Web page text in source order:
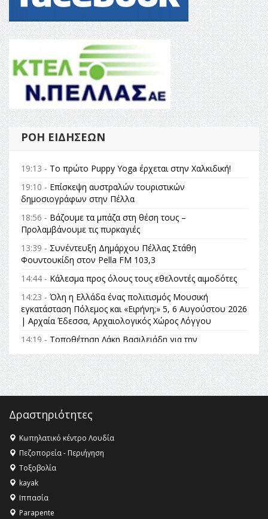
ΡΟΉ ΕΙΔΉΣΕΩΝ
19:13 - Το πρώτο Puppy Yoga έρχεται στην Χαλκιδική!
19:10 - Επίσκεψη αυστραλών τουριστικών
δημοσιογράφων στην Πέλλα
18:56 - Βάζουμε τα μπάζα στη θέση τους –
Προλαμβάνουμε τις πυρκαγιές
13:39 - Συνέντευξη Δημάρχου Πέλλας Στάθη
Φουντουκίδη στον Pella FM 103,3
14:44 - Κάλεσμα προς όλους τους εθελοντές αιμοδότες
14:23 - Όλη η Ελλάδα ένας πολιτισμός Μουσική
εγκατάσταση Πόλεμος και «Ειρήνη;» 5, 6 Αυγούστου 2026
| Αρχαία Έδεσσα, Αρχαιολογικός Χώρος Λόγγου
14:19 - Τοποθέτηση Λάκη Βασιλειάδη για την
Αναθεώρηση του Συντάγματος: «Σε τέτοιες κορυφαίες
θεσμικές διαδικασίες υπάρχει μόνο η ευθύνη απέναντι
στις επόμενες γενιές»
16:35 -Το πρόγραμμα του ΠΑΟΚ στον δεύτερο γύρο του
16:27 - Όλυμπος: Εντάχθηκε στον Κατάλογο Παγκόσμιας
Κληρονομιάς της UNESCO – Ομόφωνη η απόφαση Ο
Όλυμπος αναγνωρίστηκε ως φυσικό και πολιτιστικό
αγαθό εξέχουσας οικουμενικής αξίας για την
ανθρωπότητα
16:18 -
ΣΤΗΝ ΕΔΕΣΣΑ
Δραστηριότητες
Κωπηλατικό κέντρο Λουδία
Πεζοπορεία - Περιήγηση
Τοξοβολία
kayak
Ιππασία
Parapente